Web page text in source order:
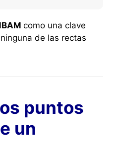
como una clave
de las rectas
puntos
un